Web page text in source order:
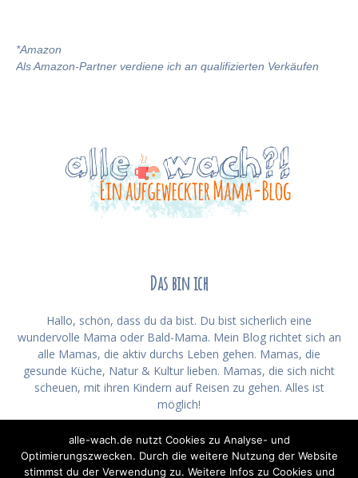
*Amazon
Als Amazon-Partner verdiene ich an qualifizierten Verkäufen
Das bin ich
Hallo, schön, dass du da bist. Du bist sicherlich eine
wundervolle Mama oder Bald-Mama. Mein Blog richtet sich an
alle Mamas, die aktiv durchs Leben gehen. Mamas, die
gesunde Küche, Natur & Kultur lieben. Mamas, die sich nicht
scheuen, mit ihren Kindern auf Reisen zu gehen. Alles ist
möglich!
Mehr über mich und meine Familie
alle-wach.de nutzt Cookies zu Analyse- und
Optimierungszwecken. Durch die weitere Nutzung der Website
stimmst du der Verwendung zu. Weitere Infos zu Cookies und